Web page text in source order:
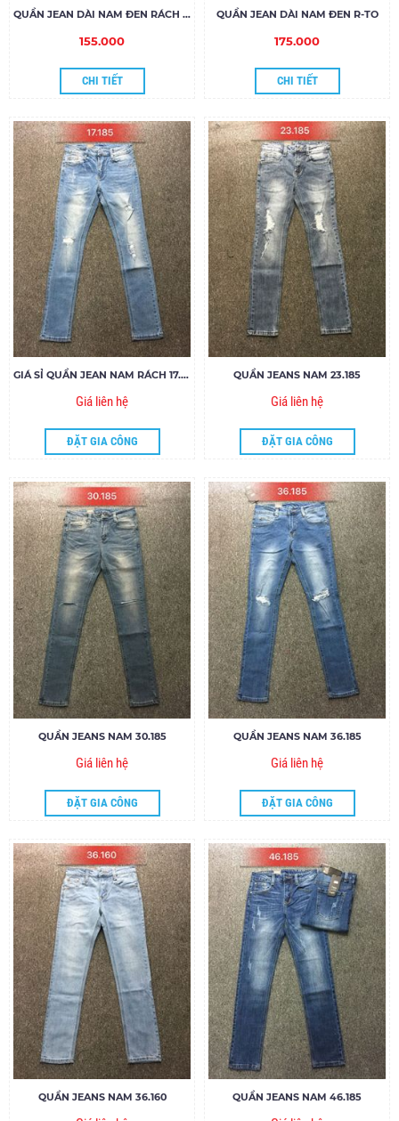
QUẦN JEAN DÀI NAM ĐEN RÁCH R636.1
155.000
CHI TIẾT
QUẦN JEAN DÀI NAM ĐEN R-TO
175.000
CHI TIẾT
GIÁ SỈ QUẦN JEAN NAM RÁCH 17.185
Giá liên hệ
ĐẶT GIA CÔNG
QUẦN JEANS NAM 23.185
Giá liên hệ
ĐẶT GIA CÔNG
QUẦN JEANS NAM 30.185
Giá liên hệ
ĐẶT GIA CÔNG
QUẦN JEANS NAM 36.185
Giá liên hệ
ĐẶT GIA CÔNG
QUẦN JEANS NAM 36.160 QUẦN JEANS NAM 46.185